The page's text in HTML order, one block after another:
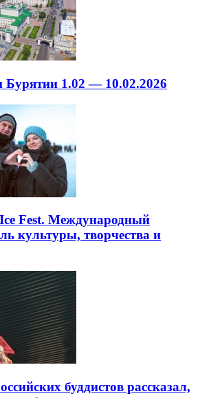
Бурятии 1.02 — 10.02.2026
Fest. Международный
культуры, творчества и
буддистов рассказал,